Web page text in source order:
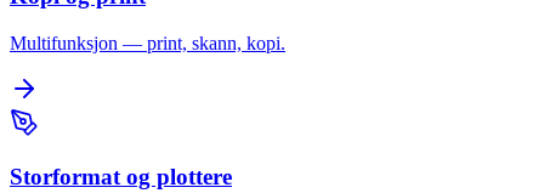
Multifunksjon — print, skann, kopi.
Storformat og plottere